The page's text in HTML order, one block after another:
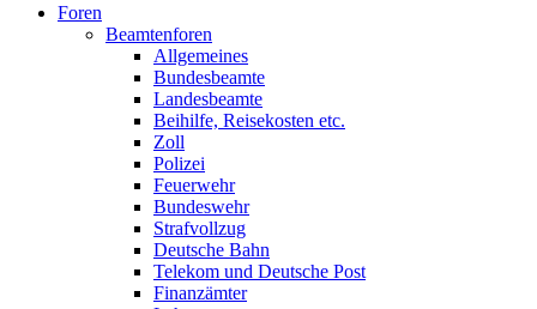
Foren
Beamtenforen
Allgemeines
Bundesbeamte
Landesbeamte
Beihilfe, Reisekosten etc.
Zoll
Polizei
Feuerwehr
Bundeswehr
Strafvollzug
Deutsche Bahn
Telekom und Deutsche Post
Finanzämter